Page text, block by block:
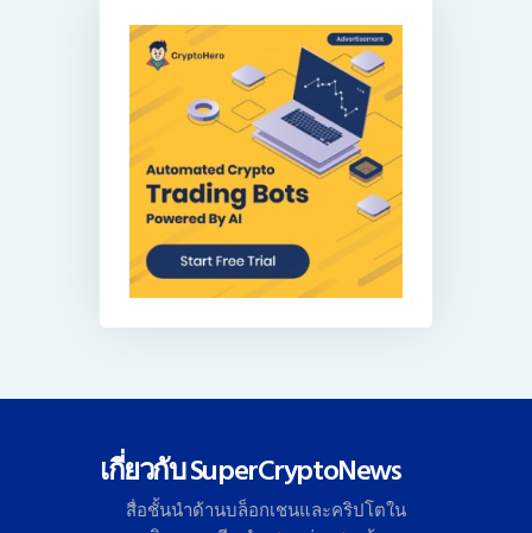
เกี่ยวกับ SuperCryptoNews
สื่อชั้นนำด้านบล็อกเชนและคริปโตใน